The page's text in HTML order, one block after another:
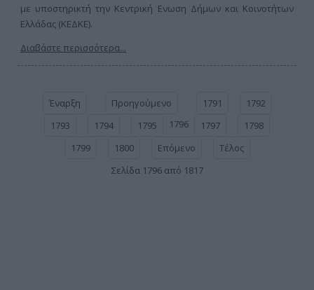
με υποστηρικτή την Κεντρική Ενωση Δήμων και Κοινοτήτων
Ελλάδας (ΚΕΔΚΕ).
Διαβάστε περισσότερα...
Έναρξη Προηγούμενο 1791
1792
1793
1794 1795 1796 1797
1798
1799
1800 Επόμενο
Τέλος
Σελίδα 1796 από 1817